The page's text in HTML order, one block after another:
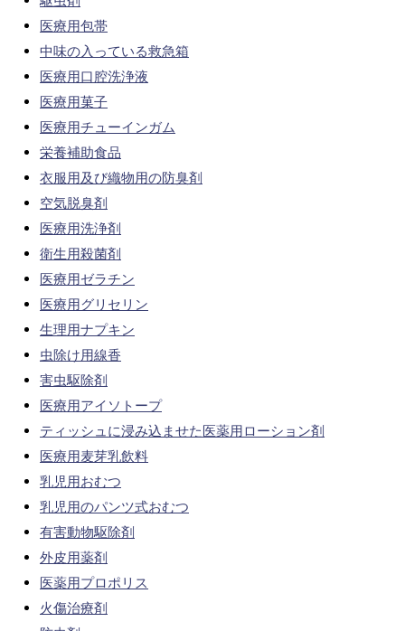
医療用包帯
中味の入っている救急箱
医療用口腔洗浄液
医療用菓子
医療用チューインガム
栄養補助食品
衣服用及び織物用の防臭剤
空気脱臭剤
医療用洗浄剤
衛生用殺菌剤
医療用ゼラチン
医療用グリセリン
生理用ナプキン
虫除け用線香
害虫駆除剤
医療用アイソトープ
ティッシュに浸み込ませた医薬用ローション剤
医療用麦芽乳飲料
乳児用おむつ
乳児用のパンツ式おむつ
有害動物駆除剤
外皮用薬剤
医薬用プロポリス
火傷治療剤